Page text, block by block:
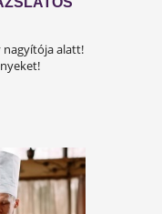
nagyítója
eredményeket!